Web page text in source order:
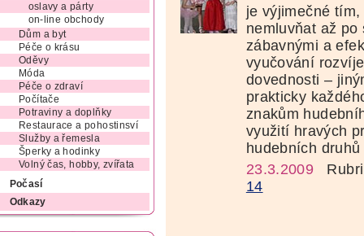
oslavy a párty
on-line obchody
Dům a byt
Péče o krásu
Oděvy
Móda
Péče o zdraví
Počítače
Potraviny a doplňky
Restaurace a pohostinsví
Služby a řemesla
Šperky a hodinky
Volný čas, hobby, zvířata
Počasí
Odkazy
je výjimečné
nemluvňat až po
zábavnými a
vyučování
dovednosti –
prakticky
znakům
využití hravých
hudebních
23.3.2009
14